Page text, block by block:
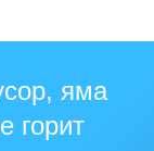
яма
горит